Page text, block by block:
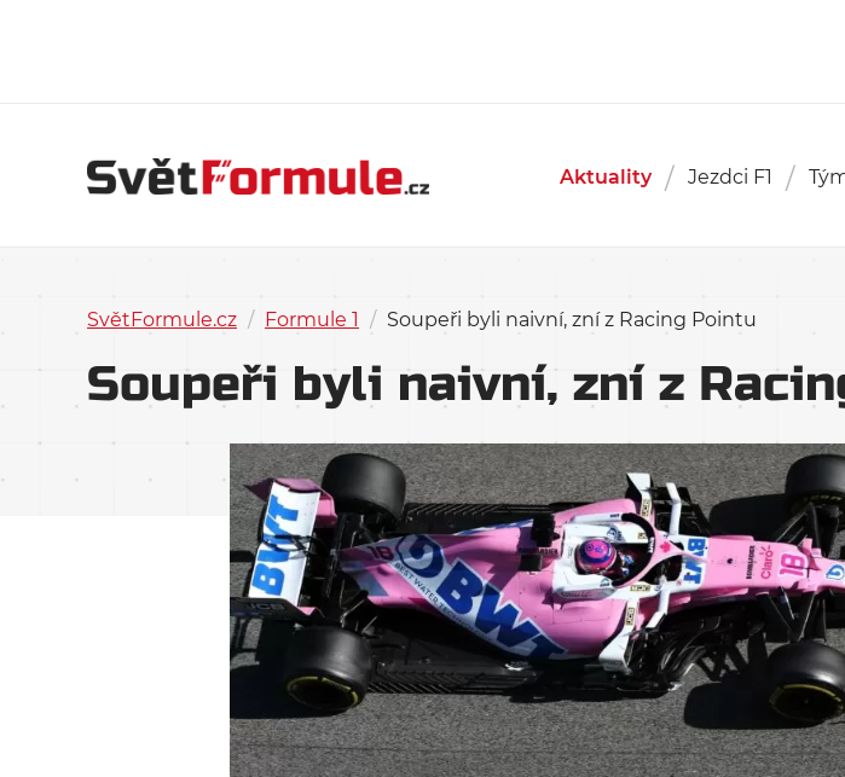
Aktuality Jezdci F1
SvětFormule.cz / Formule 1 / Soupeři byli naivní, zní z Racing Pointu
Soupeři byli naivní, zní z